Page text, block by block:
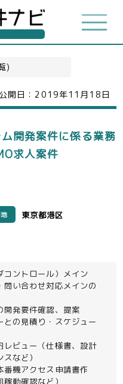
)
公開日： 2019年11月18日
開発案件に係る業務
求人案件
東京都港区
ントロール）メイン
問い合わせ対応メインの
開発要件確認、提案
との見積り・スケジュー
レビュー（仕様書、設計
など）
番機アクセス申請書作
動確認など）